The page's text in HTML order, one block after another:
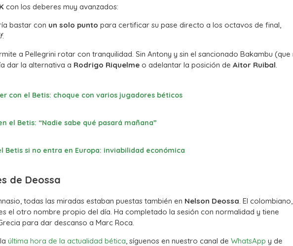
con los deberes muy avanzados:
bastar con un solo punto para certificar su pase directo a los octavos de final,
.
a Pellegrini rotar con tranquilidad. Sin Antony y sin el sancionado Bakambu (que
dar la alternativa a Rodrigo Riquelme o adelantar la posición de Aitor Ruibal.
con el Betis: choque con varios jugadores béticos
el Betis: “Nadie sabe qué pasará mañana”
Betis si no entra en Europa: inviabilidad económica
de Deossa
todas las miradas estaban puestas también en Nelson Deossa. El
el otro nombre propio del día. Ha completado la sesión con normalidad y tiene
para dar descanso a Marc Roca.
última hora de la actualidad bética, síguenos en nuestro canal de WhatsApp y de